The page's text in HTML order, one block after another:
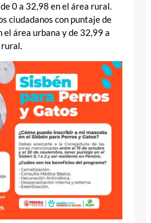
0 a 32,98 en el área rural.
ciudadanos con puntaje de
el área urbana y de 32,99 a
rural.